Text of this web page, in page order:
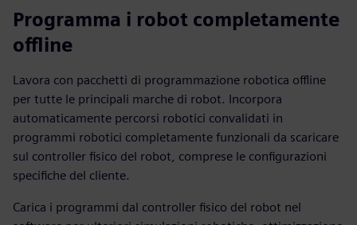
Programma i robot completamente
offline
Lavora con pacchetti di programmazione robotica offline
per tutte le principali marche di robot. Incorpora
automaticamente percorsi robotici convalidati in
programmi robotici completamente funzionali da scaricare
sul controller fisico del robot, comprese le configurazioni
specifiche del cliente.
Carica i programmi dal controller fisico del robot nel